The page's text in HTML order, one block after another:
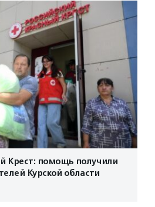
Крест: помощь получили
Курской области